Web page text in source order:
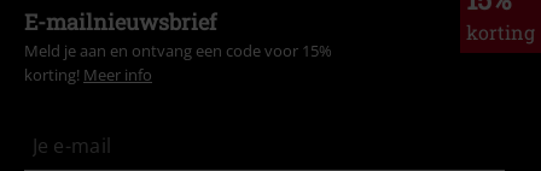
korting
E-mailnieuwsbrief
Meld je aan en ontvang een code voor 15%
korting! Meer info